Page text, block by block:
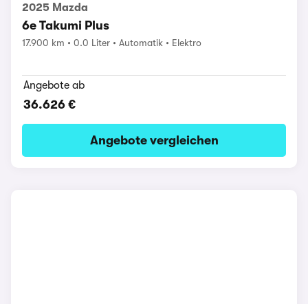
2025 Mazda
6e Takumi Plus
17.900 km 0.0 Liter Automatik Elektro
Angebote ab
36.626 €
Angebote vergleichen